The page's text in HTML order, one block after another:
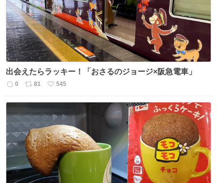
数
出会えたらラッキー！「おさるのジョージ×阪急電車」
返
0
リ
ス
ト
数
81
い
数
545